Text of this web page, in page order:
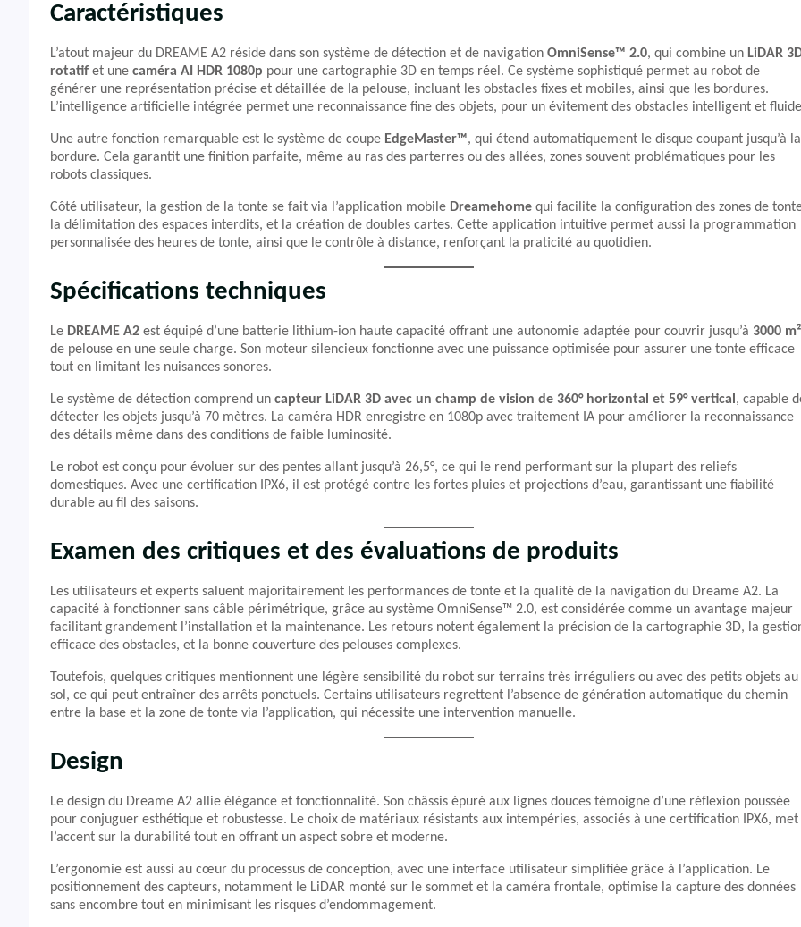
Caractéristiques
L’atout majeur du DREAME A2 réside dans son système de détection et de navigation OmniSense™ 2.0, qui combine un LiDAR
rotatif et une caméra AI HDR 1080p pour une cartographie 3D en temps réel. Ce système sophistiqué permet au robot de
générer une représentation précise et détaillée de la pelouse, incluant les obstacles fixes et mobiles, ainsi que les bordures.
L’intelligence artificielle intégrée permet une reconnaissance fine des objets, pour un évitement des obstacles intelligent et
Une autre fonction remarquable est le système de coupe EdgeMaster™, qui étend automatiquement le disque coupant jusqu’à la
bordure. Cela garantit une finition parfaite, même au ras des parterres ou des allées, zones souvent problématiques pour les
robots classiques.
Côté utilisateur, la gestion de la tonte se fait via l’application mobile Dreamehome qui facilite la configuration des zones de
la délimitation des espaces interdits, et la création de doubles cartes. Cette application intuitive permet aussi la programmation
personnalisée des heures de tonte, ainsi que le contrôle à distance, renforçant la praticité au quotidien.
Spécifications techniques
Le DREAME A2 est équipé d’une batterie lithium-ion haute capacité offrant une autonomie adaptée pour couvrir jusqu’à 3000 m²
de pelouse en une seule charge. Son moteur silencieux fonctionne avec une puissance optimisée pour assurer une tonte efficace
tout en limitant les nuisances sonores.
Le système de détection comprend un capteur LiDAR 3D avec un champ de vision de 360° horizontal et 59° vertical , capable
détecter les objets jusqu’à 70 mètres. La caméra HDR enregistre en 1080p avec traitement IA pour améliorer la reconnaissance
des détails même dans des conditions de faible luminosité.
Le robot est conçu pour évoluer sur des pentes allant jusqu’à 26,5°, ce qui le rend performant sur la plupart des reliefs
domestiques. Avec une certification IPX6, il est protégé contre les fortes pluies et projections d’eau, garantissant une fiabilité
durable au fil des saisons.
Examen des critiques et des évaluations de produits
Les utilisateurs et experts saluent majoritairement les performances de tonte et la qualité de la navigation du Dreame A2. La
capacité à fonctionner sans câble périmétrique, grâce au système OmniSense™ 2.0, est considérée comme un avantage majeur
facilitant grandement l’installation et la maintenance. Les retours notent également la précision de la cartographie 3D, la
efficace des obstacles, et la bonne couverture des pelouses complexes.
Toutefois, quelques critiques mentionnent une légère sensibilité du robot sur terrains très irréguliers ou avec des petits objets au
sol, ce qui peut entraîner des arrêts ponctuels. Certains utilisateurs regrettent l’absence de génération automatique du chemin
entre la base et la zone de tonte via l’application, qui nécessite une intervention manuelle.
Design
Le design du Dreame A2 allie élégance et fonctionnalité. Son châssis épuré aux lignes douces témoigne d’une réflexion poussée
pour conjuguer esthétique et robustesse. Le choix de matériaux résistants aux intempéries, associés à une certification IPX6, met
l’accent sur la durabilité tout en offrant un aspect sobre et moderne.
L’ergonomie est aussi au cœur du processus de conception, avec une interface utilisateur simplifiée grâce à l’application. Le
positionnement des capteurs, notamment le LiDAR monté sur le sommet et la caméra frontale, optimise la capture des données
sans encombre tout en minimisant les risques d’endommagement.